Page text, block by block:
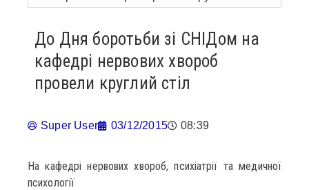
До Дня боротьби зі СНІДом на
кафедрі нервових хвороб
провели круглий стіл
Super User 03/12/2015 08:39
На кафедрі нервових хвороб, психіатрії та медичної
психології